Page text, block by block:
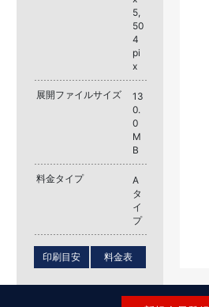
5,
50
4
pi
x
展開ファイルサイズ
13
0.
0
M
B
料金タイプ
A
タ
イ
プ
印刷目安 料金表